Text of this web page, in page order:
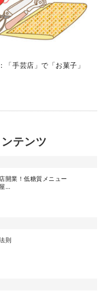
「手芸店」で「お菓子」
テンツ
開業！低糖質メニュー
…
則